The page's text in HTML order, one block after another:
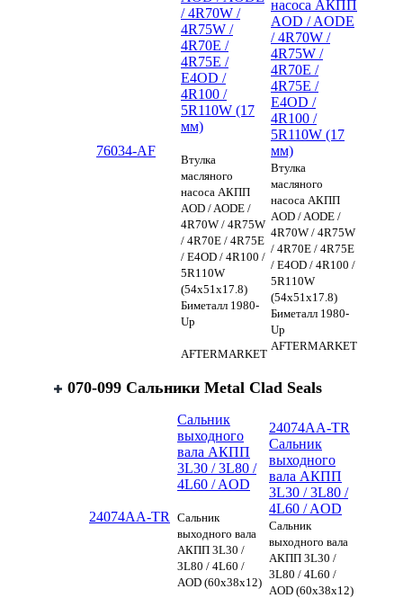
76034-AF
/ 4R70W /
4R75W /
4R70E /
4R75E /
E4OD /
4R100 /
5R110W (17
мм)
Втулка
масляного
насоса АКПП
AOD / AODE /
4R70W / 4R75W
/ 4R70E / 4R75E
/ E4OD / 4R100 /
5R110W
(54x51x17.8)
Биметалл 1980-
Up
AFTERMARKET
насоса АКПП
AOD / AODE
/ 4R70W /
4R75W /
4R70E /
4R75E /
E4OD /
4R100 /
5R110W (17
мм)
Втулка
масляного
насоса АКПП
AOD / AODE /
4R70W / 4R75W
/ 4R70E / 4R75E
/ E4OD / 4R100 /
5R110W
(54x51x17.8)
Биметалл 1980-
Up
AFTERMARKET
070-099 Сальники Metal Clad Seals
24074AA-TR
Сальник
выходного
вала АКПП
3L30 / 3L80 /
4L60 / AOD
Сальник
выходного вала
АКПП 3L30 /
3L80 / 4L60 /
AOD (60x38x12)
24074AA-TR
Сальник
выходного
вала АКПП
3L30 / 3L80 /
4L60 / AOD
Сальник
выходного вала
АКПП 3L30 /
3L80 / 4L60 /
AOD (60x38x12)